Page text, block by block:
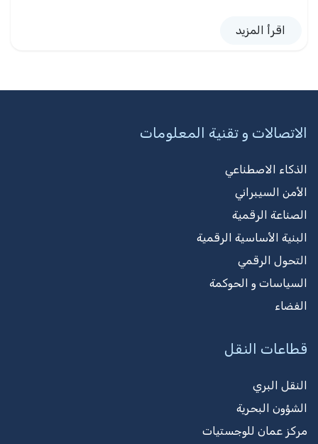
اقرأ المزيد
الاتصالات و تقنية المعلومات
الذكاء الاصطناعي
الأمن السيبراني
الصناعة الرقمية
البنية الأساسية الرقمية
التحول الرقمي
السياسات و الحوكمة
الفضاء
قطاعات النقل
النقل البري
الشؤون البحرية
مركز عمان للوجستيات